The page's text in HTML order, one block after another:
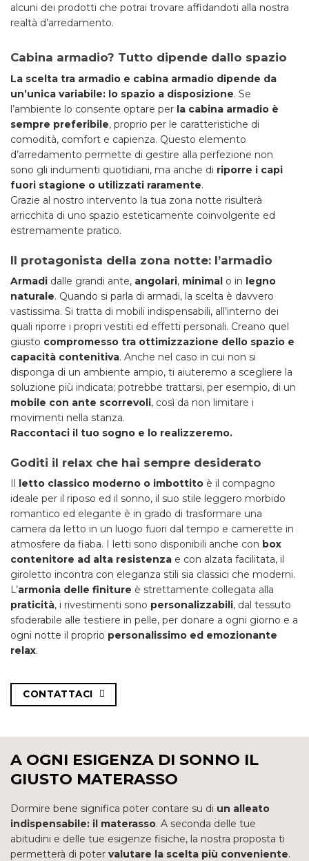
alcuni dei prodotti che potrai trovare affidandoti alla nostra
realtà d’arredamento.
Cabina armadio? Tutto dipende dallo spazio
La scelta tra armadio e cabina armadio dipende da
un’unica variabile: lo spazio a disposizione. Se
l’ambiente lo consente optare per la cabina armadio è
sempre preferibile, proprio per le caratteristiche di
comodità, comfort e capienza. Questo elemento
d’arredamento permette di gestire alla perfezione non
sono gli indumenti quotidiani, ma anche di riporre i capi
fuori stagione o utilizzati raramente.
Grazie al nostro intervento la tua zona notte risulterà
arricchita di uno spazio esteticamente coinvolgente ed
estremamente pratico.
Il protagonista della zona notte: l’armadio
Armadi dalle grandi ante, angolari, minimal o in legno
naturale. Quando si parla di armadi, la scelta è davvero
vastissima. Si tratta di mobili indispensabili, all’interno dei
quali riporre i propri vestiti ed effetti personali. Creano quel
giusto compromesso tra ottimizzazione dello spazio e
capacità contenitiva. Anche nel caso in cui non si
disponga di un ambiente ampio, ti aiuteremo a scegliere la
soluzione più indicata; potrebbe trattarsi, per esempio, di un
mobile con ante scorrevoli, così da non limitare i
movimenti nella stanza.
Raccontaci il tuo sogno e lo realizzeremo.
Goditi il relax che hai sempre desiderato
letto classico moderno o imbottito è il compagno
ideale per il riposo ed il sonno, il suo stile leggero morbido
romantico ed elegante è in grado di trasformare una
camera da letto in un luogo fuori dal tempo e camerette in
atmosfere da fiaba. I letti sono disponibili anche con box
contenitore ad alta resistenza e con alzata facilitata, il
giroletto incontra con eleganza stili sia classici che moderni.
L’armonia delle finiture è strettamente collegata alla
praticità, i rivestimenti sono personalizzabili, dal tessuto
sfoderabile alle testiere in pelle, per donare a ogni giorno e a
ogni notte il proprio personalissimo ed emozionante
relax.
CONTATTACI
A OGNI ESIGENZA DI SONNO IL
GIUSTO MATERASSO
Dormire bene significa poter contare su di un alleato
indispensabile: il materasso. A seconda delle tue
abitudini e delle tue esigenze fisiche, la nostra proposta ti
permetterà di poter valutare la scelta più conveniente.